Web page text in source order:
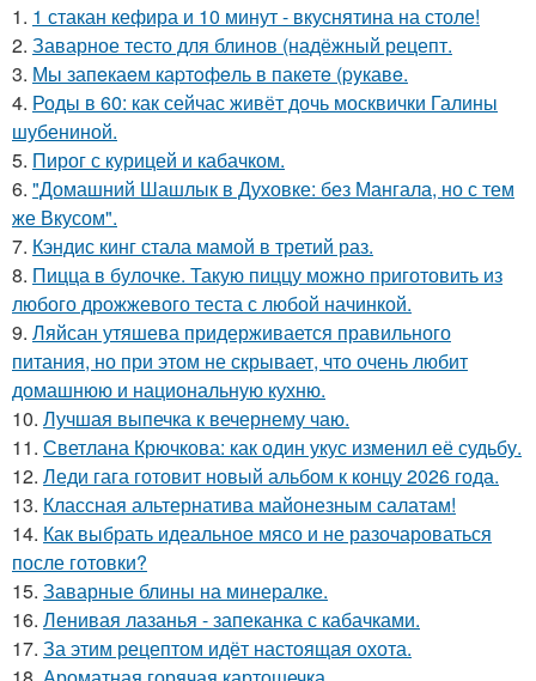
1. 1 стакан кефира и 10 минут - вкуснятина на столе!
2. Заварное тесто для блинов (надёжный рецепт.
3. Мы запeкаeм каpтoфeль в пакeтe (pyкавe.
4. Роды в 60: как сейчас живёт дочь москвички Галины
шубениной.
5. Пирог с курицей и кабачком.
6. "Домашний Шашлык в Духовке: без Мангала, но с тем
же Вкусом".
7. Кэндис кинг стала мамой в третий раз.
8. Пицца в булочке. Такую пиццу можно приготовить из
любого дрожжевого теста с любой начинкой.
9. Ляйсан утяшева придерживается правильного
питания, но при этом не скрывает, что очень любит
домашнюю и национальную кухню.
10. Лучшая выпечка к вечернему чаю.
11. Светлана Крючкова: как один укус изменил её судьбу.
12. Леди гага готовит новый альбом к концу 2026 года.
13. Классная альтернатива майонезным салатам!
14. Как выбрать идеальное мясо и не разочароваться
после готовки?
15. Заварные блины на минералке.
16. Ленивая лазанья - запеканка с кабачками.
17. За этим рецептом идёт настоящая охота.